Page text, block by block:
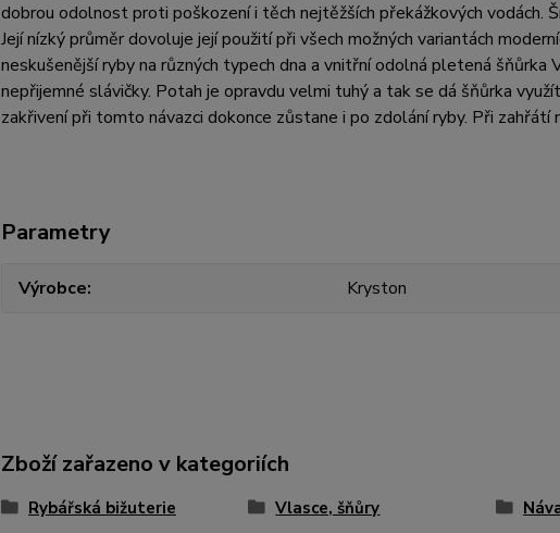
dobrou odolnost proti poškození i těch nejtěžších překážkových vodách.
Její nízký průměr dovoluje její použití při všech možných variantách
neskušenější ryby na různých typech dna a vnitřní odolná pletená šňůrka
nepřijemné slávičky. Potah je opravdu velmi tuhý a tak se dá šňůrka
zakřivení při tomto návazci dokonce zůstane i po zdolání ryby. Při zahřátí
Parametry
Výrobce Kryston
Zboží zařazeno v kategoriích
Rybářská bižuterie Vlasce, šňůry